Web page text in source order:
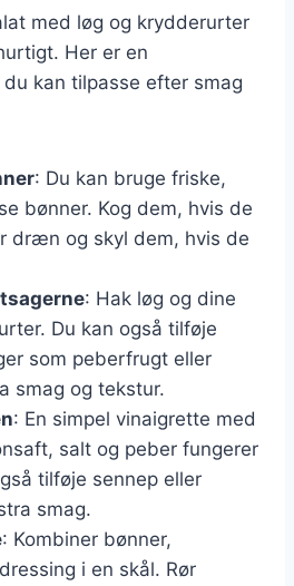
med løg og krydderurter
Her er en
kan tilpasse efter smag
: Du kan bruge friske,
bønner. Kog dem, hvis de
dræn og skyl dem, hvis de
: Hak løg og dine
Du kan også tilføje
som peberfrugt eller
smag og tekstur.
: En simpel vinaigrette med
salt og peber fungerer
tilføje sennep eller
smag.
: Kombiner bønner,
i en skål. Rør